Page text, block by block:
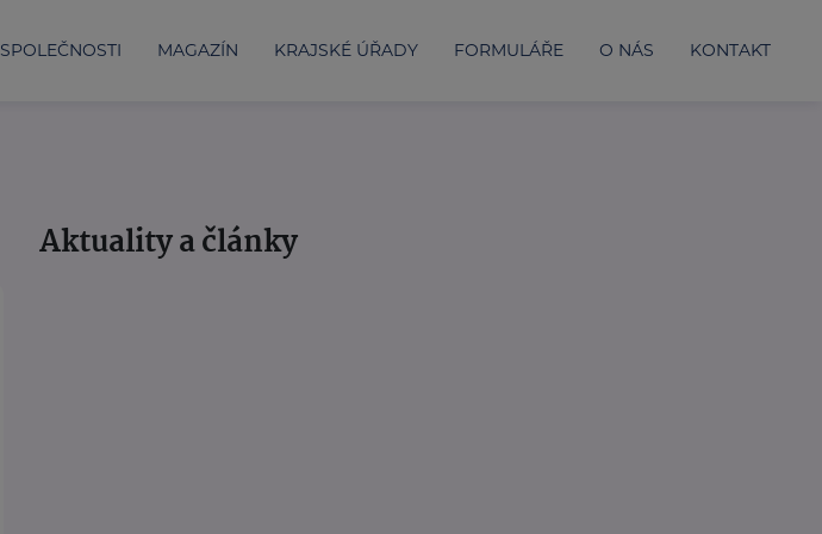
SPOLEČNOSTI MAGAZÍN KRAJSKÉ ÚŘADY FORMULÁŘE O NÁS KONTAKT
Aktuality a články